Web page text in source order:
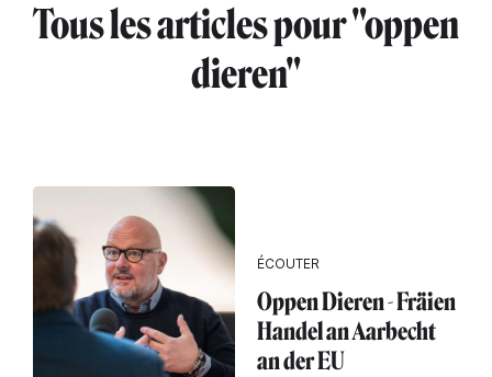
Tous les articles pour "oppen
dieren"
ÉCOUTER
Oppen Dieren - Fräien
Handel an Aarbecht
an der EU